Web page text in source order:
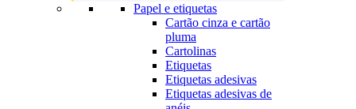
Papel e etiquetas
Cartão cinza e cartão
pluma
Cartolinas
Etiquetas
Etiquetas adesivas
Etiquetas adesivas de